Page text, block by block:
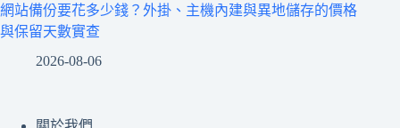
網站備份要花多少錢？外掛、主機內建與異地儲存的價格
與保留天數實查
2026-08-06